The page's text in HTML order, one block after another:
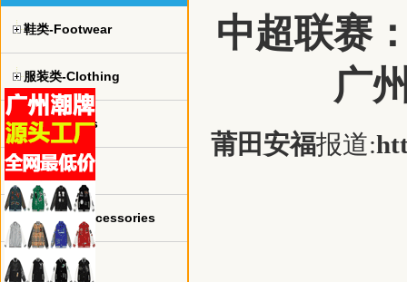
鞋类-Footwear
服装类-Clothing
球衣-jerseys
手表-watch
珠宝饰品-Accessories
包包-bags
中超联赛
广
莆田安福报道: